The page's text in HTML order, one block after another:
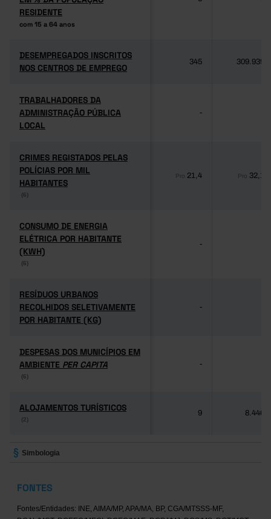
RESIDENTE
com 15 a 64 anos
RESIDENTE
com 15 a 64 anos
DESEMPREGADOS INSCRITOS
NOS CENTROS DE EMPREGO
DESEMPREGADOS INSCRITOS
NOS CENTROS DE EMPREGO
345 309.939
TRABALHADORES DA
ADMINISTRAÇÃO PÚBLICA
LOCAL
TRABALHADORES DA
ADMINISTRAÇÃO PÚBLICA
LOCAL
-
CRIMES REGISTADOS PELAS
POLÍCIAS POR MIL
HABITANTES
(6)
CRIMES REGISTADOS PELAS
POLÍCIAS POR MIL
HABITANTES
(6)
Pro 21,4 Pro 32,1
CONSUMO DE ENERGIA
ELÉTRICA POR HABITANTE
(KWH)
(6)
CONSUMO DE ENERGIA
ELÉTRICA POR HABITANTE
(KWH)
(6)
-
RESÍDUOS URBANOS
RECOLHIDOS SELETIVAMENTE
POR HABITANTE (KG)
RESÍDUOS URBANOS
RECOLHIDOS SELETIVAMENTE
POR HABITANTE (KG)
-
DESPESAS DOS MUNICÍPIOS EM
AMBIENTE PER CAPITA
(6)
DESPESAS DOS MUNICÍPIOS EM
AMBIENTE PER CAPITA
(6)
-
ALOJAMENTOS TURÍSTICOS
(2)
ALOJAMENTOS TURÍSTICOS
(2)
9 8.446
Simbologia
FONTES
Fontes/Entidades: INE, AIMA/MP, APA/MA, BP, CGA/MTSSS-MF,